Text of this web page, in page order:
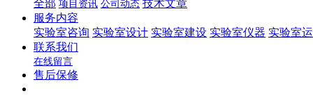
全部 项目资讯 公司动态 技术文章
服务内容
实验室咨询 实验室设计 实验室建设 实验室仪器 实验室
联系我们
在线留言
售后保修